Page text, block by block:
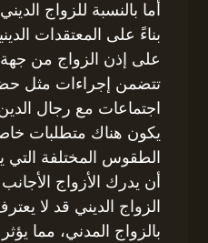
أما بالنسبة للزواج
بناءً على المعتقدات
على إذن الزواج من جهة
تتضمن إجراءات مثل
اجتماعات مع رجال
يكون هناك متطلبات خاصة
الطقوس المختلفة التي
أن يدرك الأزواج
الزواج الديني قد لا
بالزواج المدني، مما